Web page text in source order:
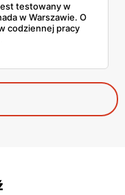
testowany w
w Warszawie. O
codziennej pracy